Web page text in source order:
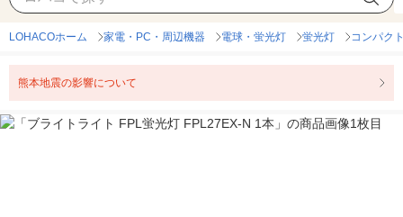
LOHACOホーム 家電・PC・周辺機器 電球・蛍光灯 蛍光灯 コンパク
熊本地震の影響について